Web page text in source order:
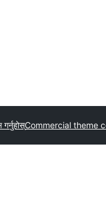
Commercial theme